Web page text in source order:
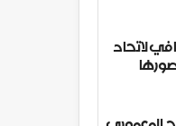
لاتحاد
صورها